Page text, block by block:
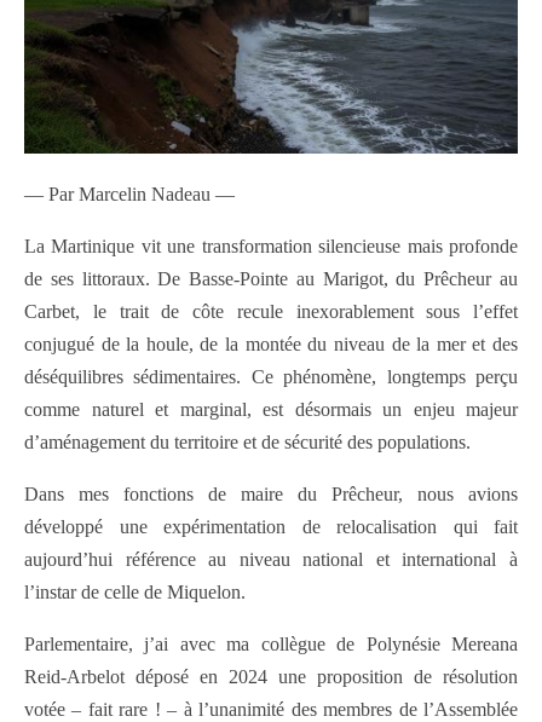
— Par Marcelin Nadeau —
La Martinique vit une transformation silencieuse mais profonde
de ses littoraux. De Basse-Pointe au Marigot, du Prêcheur au
Carbet, le trait de côte recule inexorablement sous l’effet
conjugué de la houle, de la montée du niveau de la mer et des
déséquilibres sédimentaires. Ce phénomène, longtemps perçu
comme naturel et marginal, est désormais un enjeu majeur
d’aménagement du territoire et de sécurité des populations.
Dans mes fonctions de maire du Prêcheur, nous avions
développé une expérimentation de relocalisation qui fait
aujourd’hui référence au niveau national et international à
l’instar de celle de Miquelon.
Parlementaire, j’ai avec ma collègue de Polynésie Mereana
Reid-Arbelot déposé en 2024 une proposition de résolution
votée – fait rare ! – à l’unanimité des membres de l’Assemblée